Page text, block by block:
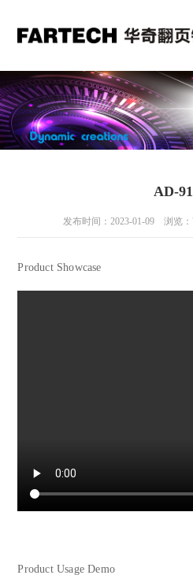
AD-
发布时间：2023-01-09 浏览
Product Showcase
Product Usage Demo